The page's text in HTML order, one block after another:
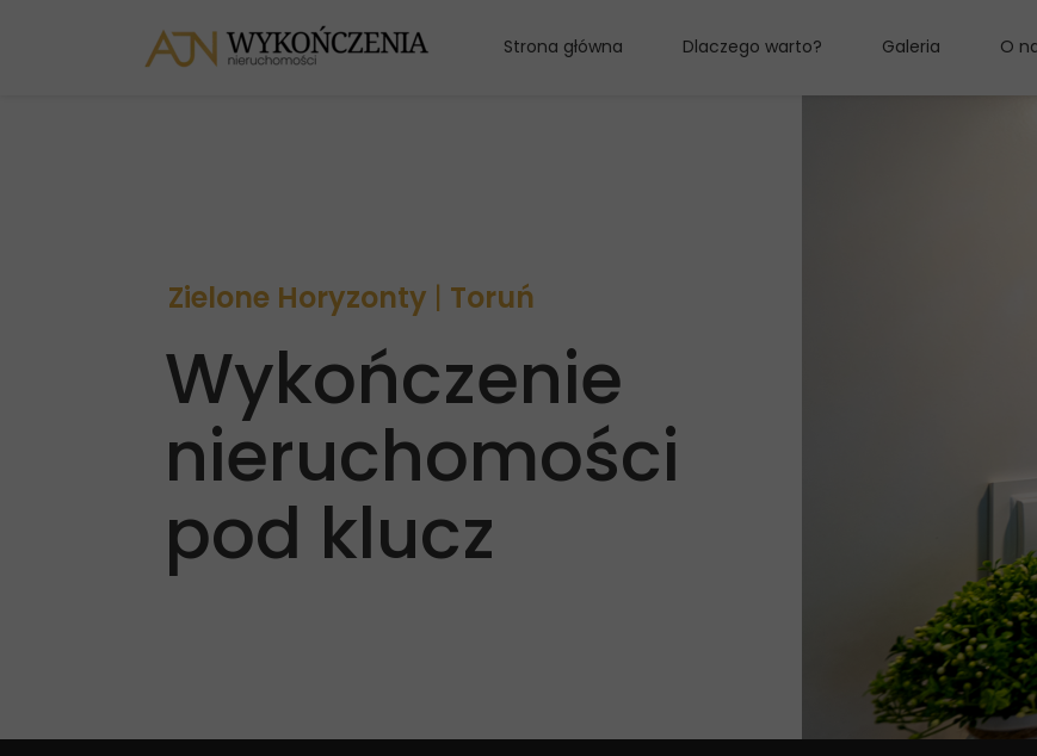
Strona główna Dlaczego warto? Galeria O
Zielone Horyzonty | Toruń
Wykończenie
nieruchomości
pod klucz